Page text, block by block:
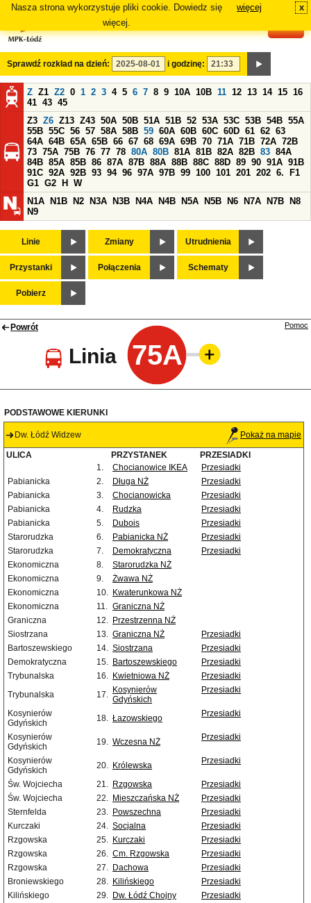
Nasza strona wykorzystuje pliki cookie. Dowiedz się
więcej.
więcej x
Sprawdź rozkład na dzień: i godzinę:
Z Z1 Z2 0 1 2 3 4 5 6 7 8 9 10A 10B 11 12 13 14 15 16
41 43 45
Z3 Z6 Z13 Z43 50A 50B 51A 51B 52 53A 53C 53B 54B 55A
55B 55C 56 57 58A 58B 59 60A 60B 60C 60D 61 62 63
64A 64B 65A 65B 66 67 68 69A 69B 70 71A 71B 72A 72B
73 75A 75B 76 77 78 80A 80B 81A 81B 82A 82B 83 84A
84B 85A 85B 86 87A 87B 88A 88B 88C 88D 89 90 91A 91B
91C 92A 92B 93 94 96 97A 97B 99 100 101 201 202 6.
F1
G1 G2 H
W
N1A
N1B N2 N3A N3B N4A N4B N5A N5B N6 N7A N7B
N8
N9
Linie Zmiany Utrudnienia
Przystanki Połączenia Schematy
Pobierz
Powrót
Linia 75A
Pomoc
PODSTAWOWE KIERUNKI
Dw. Łódź Widzew Pokaż na mapie
ULICA PRZYSTANEK
PRZESIADKI
1.
Chocianowice IKEA
Przesiadki
Pabianicka
2. Długa NŻ
Przesiadki
Pabianicka
3. Chocianowicka
Przesiadki
Pabianicka
4. Rudzka
Przesiadki
Pabianicka
5. Dubois
Przesiadki
Starorudzka
6. Pabianicka NŻ
Przesiadki
Starorudzka
7. Demokratyczna
Przesiadki
Ekonomiczna
8.
Starorudzka NŻ
Ekonomiczna
9.
Żwawa NŻ
Ekonomiczna
10. Kwaterunkowa NŻ
Ekonomiczna
11. Graniczna NŻ
Graniczna
12. Przestrzenna NŻ
Siostrzana
13. Graniczna NŻ
Przesiadki
Bartoszewskiego
14. Siostrzana
Przesiadki
Demokratyczna
15. Bartoszewskiego
Przesiadki
Trybunalska
16. Kwietniowa NŻ
Przesiadki
Trybunalska
17. Kosynierów
Gdyńskich
Przesiadki
Kosynierów
Gdyńskich
18. Łazowskiego Przesiadki
Kosynierów
Gdyńskich
19. Wczesna NŻ Przesiadki
Kosynierów
Gdyńskich
20. Królewska Przesiadki
Św. Wojciecha 21. Rzgowska
Przesiadki
Św. Wojciecha
22. Mieszczańska NŻ
Przesiadki
Sternfelda
23. Powszechna
Przesiadki
Kurczaki
24. Socjalna
Przesiadki
Rzgowska
25. Kurczaki
Przesiadki
Rzgowska
26. Cm. Rzgowska
Przesiadki
Rzgowska
27. Dachowa
Przesiadki
Broniewskiego
28. Kilińskiego
Przesiadki
Kilińskiego
29. Dw. Łódź Chojny
Przesiadki